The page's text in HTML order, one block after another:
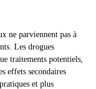
ne parviennent pas à
Les drogues
traitements potentiels,
effets secondaires
et plus